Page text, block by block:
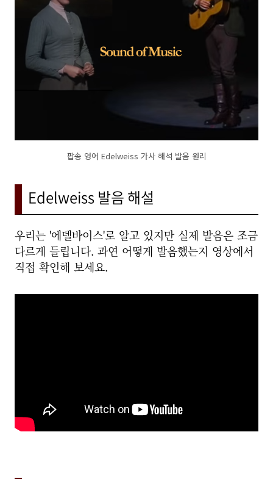
팝송 영어 Edelweiss 가사 해석 발음 원리
Edelweiss 발음 해설
우리는 '에델바이스'로 알고 있지만 실제 발음은 조금
다르게 들립니다. 과연 어떻게 발음했는지 영상에서
직접 확인해 보세요.